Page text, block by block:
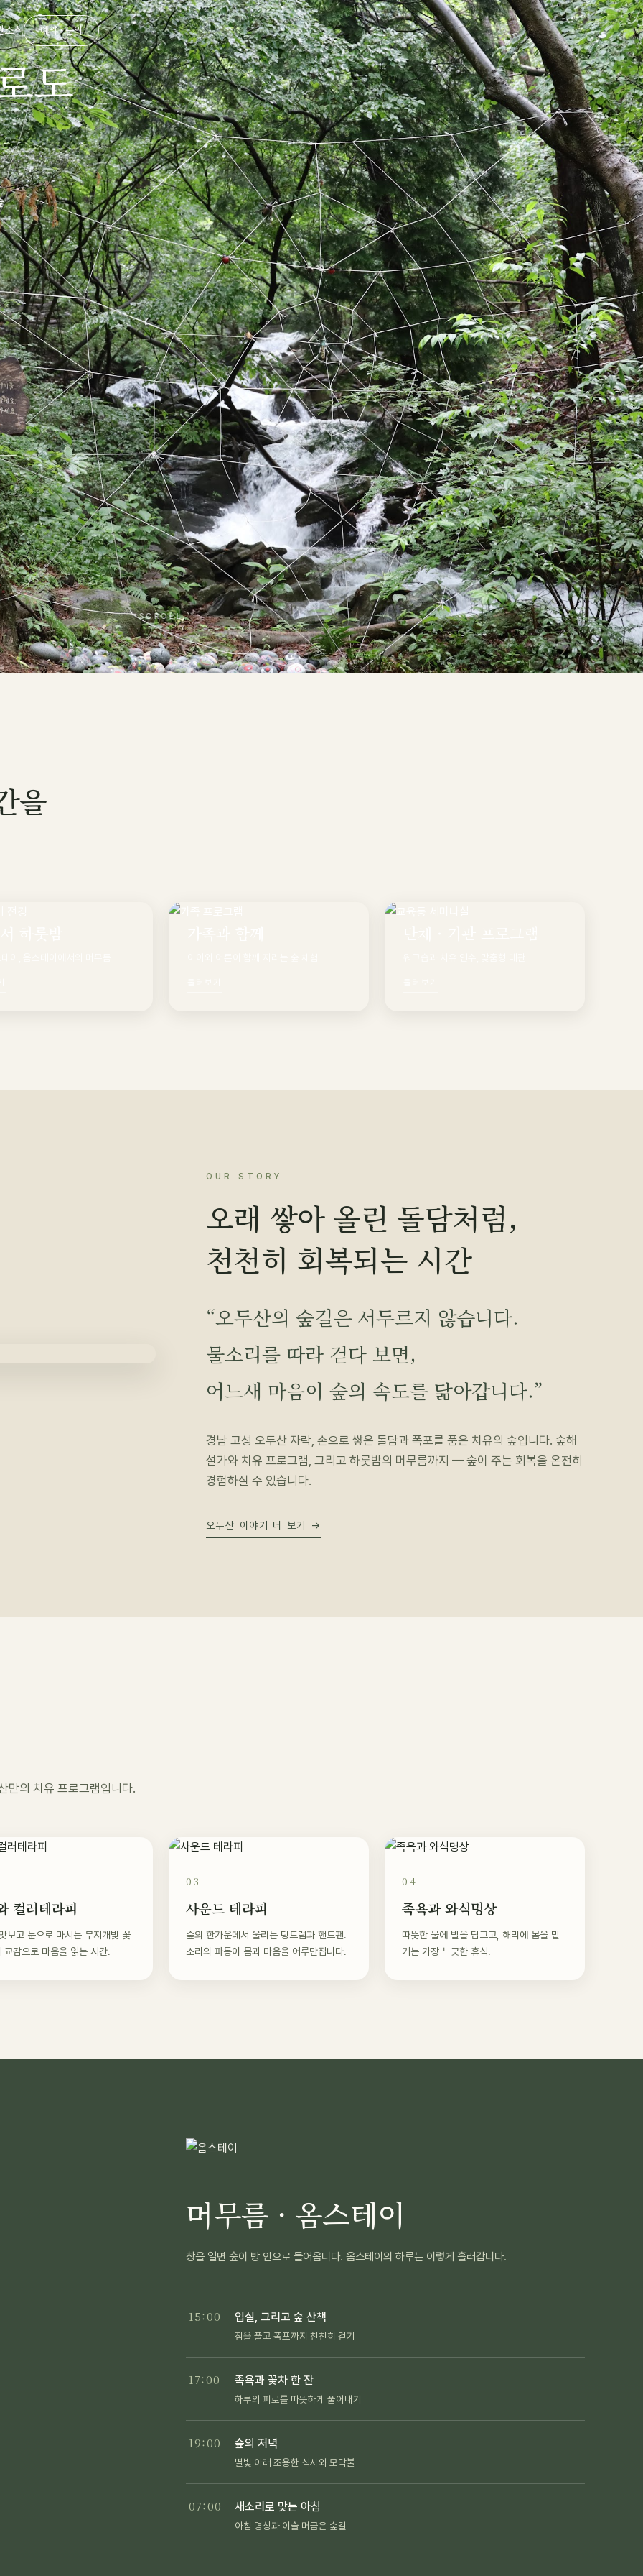
소식 예약 · 문의
도
SCROLL
을
OUR STORY
오래 쌓아 올린 돌담처럼,
천천히 회복되는 시간
“오두산의 숲길은 서두르지 않습니다.
물소리를 따라 걷다 보면,
어느새 마음이 숲의 속도를 닮아갑니다.”
경남 고성 오두산 자락, 손으로 쌓은 돌담과 폭포를 품은 치유의 숲입니다. 숲해
설가와 치유 프로그램, 그리고 하룻밤의 머무름까지 — 숲이 주는 회복을 온전히
경험하실 수 있습니다.
오두산 이야기 더 보기 →
만의 치유 프로그램입니다.
컬러테라피
보고 눈으로 마시는 무지개빛 꽃
교감으로 마음을 읽는 시간.
03
사운드 테라피
숲의 한가운데서 울리는 텅드럼과 핸드팬.
소리의 파동이 몸과 마음을 어루만집니다.
04
족욕과 와식명상
따뜻한 물에 발을 담그고, 해먹에 몸을 맡
기는 가장 느긋한 휴식.
머무름 · 옴스테이
창을 열면 숲이 방 안으로 들어옵니다. 옴스테이의 하루는 이렇게 흘러갑니다.
15:00 입실, 그리고 숲 산책
짐을 풀고 폭포까지 천천히 걷기
17:00 족욕과 꽃차 한 잔
하루의 피로를 따뜻하게 풀어내기
19:00 숲의 저녁
별빛 아래 조용한 식사와 모닥불
07:00 새소리로 맞는 아침
아침 명상과 이슬 머금은 숲길